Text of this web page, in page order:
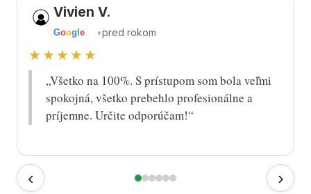
‹
Vivien V.
Goog le •pred rokom
★★★★★
„Všetko na 100%. S prístupom som bola veľmi
spokojná, všetko prebehlo profesionálne a
príjemne. Určite odporúčam!“
›